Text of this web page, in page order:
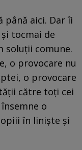
până aici. Dar îi
tocmai de
soluţii comune.
o provocare nu
o provocare
către toţi cei
o
în linişte şi